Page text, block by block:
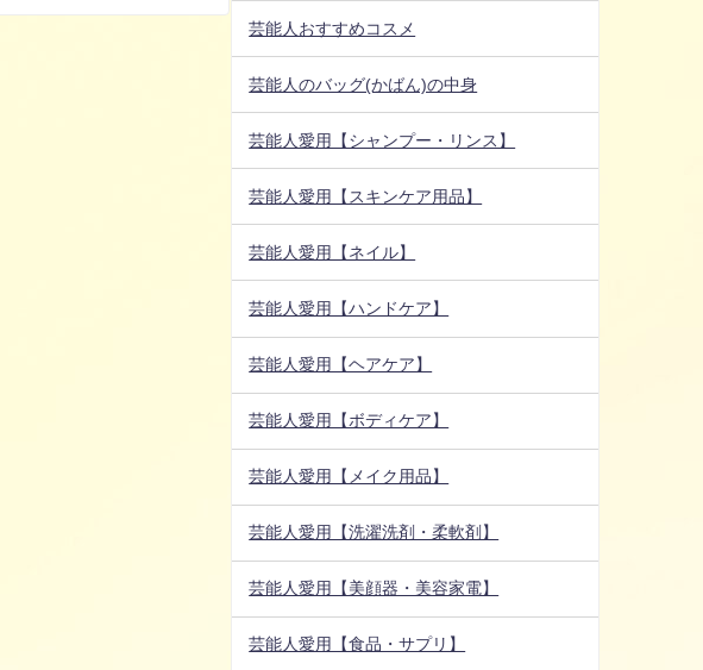
芸能人おすすめコスメ
芸能人のバッグ(かばん)の中身
芸能人愛用【シャンプー・リンス】
芸能人愛用【スキンケア用品】
芸能人愛用【ネイル】
芸能人愛用【ハンドケア】
芸能人愛用【ヘアケア】
芸能人愛用【ボディケア】
芸能人愛用【メイク用品】
芸能人愛用【洗濯洗剤・柔軟剤】
芸能人愛用【美顔器・美容家電】
芸能人愛用【食品・サプリ】